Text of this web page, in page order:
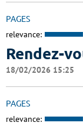
PAGES
relevance:
Rendez-
18/02/2026 15:25
PAGES
relevance: